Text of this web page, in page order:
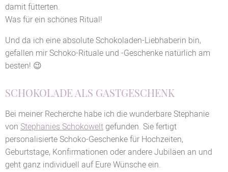
damit fütterten.
Was für ein schönes Ritual!
Und da ich eine absolute Schokoladen-Liebhaberin bin,
gefallen mir Schoko-Rituale und -Geschenke natürlich am
besten! 😉
SCHOKOLADE ALS GASTGESCHENK
Bei meiner Recherche habe ich die wunderbare Stephanie
von Stephanies Schokowelt gefunden. Sie fertigt
personalisierte Schoko-Geschenke für Hochzeiten,
Geburtstage, Konfirmationen oder andere Jubiläen an und
geht ganz individuell auf Eure Wünsche ein.